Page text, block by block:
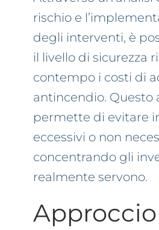
rischio e
degli interventi, è
il livello di sicurezza
contempo i costi di
antincendio. Questo
permette di evitare
eccessivi o non
concentrando gli
realmente servono.
Approccio